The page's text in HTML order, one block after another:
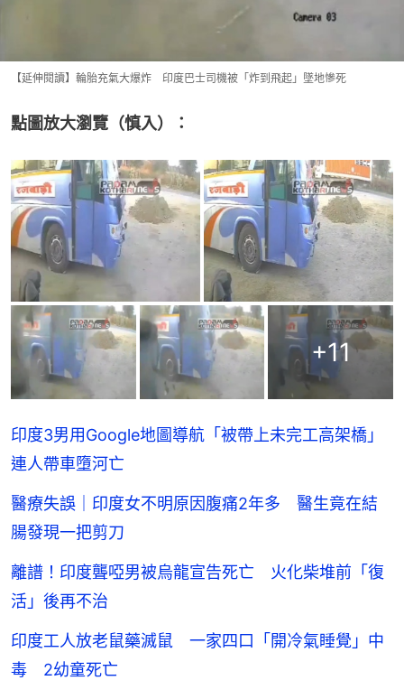
【延伸閱讀】輪胎充氣大爆炸 印度巴士司機被「炸到飛起」墜地慘死
點圖放大瀏覽（慎入）：
+11
印度3男用Google地圖導航「被帶上未完工高架橋」
連人帶車墮河亡
醫療失誤｜印度女不明原因腹痛2年多 醫生竟在結
腸發現一把剪刀
離譜！印度聾啞男被烏龍宣告死亡 火化柴堆前「復
活」後再不治
印度工人放老鼠藥滅鼠 一家四口「開冷氣睡覺」中
毒 2幼童死亡